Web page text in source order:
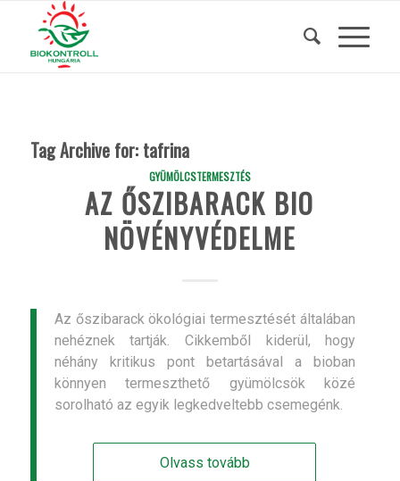
Tag Archive for: tafrina
GYÜMÖLCSTERMESZTÉS
AZ ŐSZIBARACK BIO
NÖVÉNYVÉDELME
Az őszibarack ökológiai termesztését általában
nehéznek tartják. Cikkemből kiderül, hogy
néhány kritikus pont betartásával a bioban
könnyen termeszthető gyümölcsök közé
sorolható az egyik legkedveltebb csemegénk.
Olvass tovább